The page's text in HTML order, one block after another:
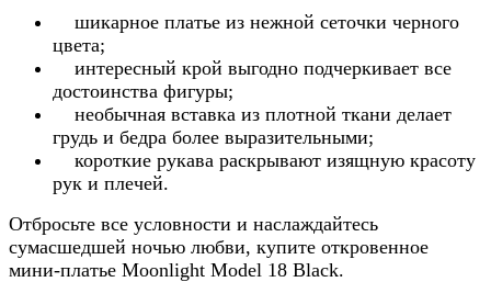
шикарное платье из нежной сеточки черного
цвета;
интересный крой выгодно подчеркивает все
достоинства фигуры;
необычная вставка из плотной ткани делает
грудь и бедра более выразительными;
короткие рукава раскрывают изящную красоту
рук и плечей.
Отбросьте все условности и наслаждайтесь
сумасшедшей ночью любви, купите откровенное
мини-платье Moonlight Model 18 Black.